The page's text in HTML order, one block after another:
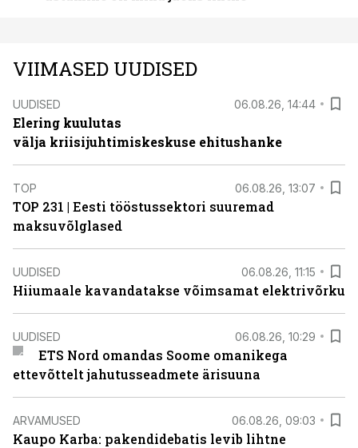
VIIMASED UUDISED
UUDISED 06.08.26, 14:44
Elering kuulutas
välja kriisijuhtimiskeskuse ehitushanke
TOP 06.08.26, 13:07
TOP 231 | Eesti tööstussektori suuremad
maksuvõlglased
UUDISED 06.08.26, 11:15
Hiiumaale kavandatakse võimsamat elektrivõrku
UUDISED 06.08.26, 10:29
ETS Nord omandas Soome omanikega
ettevõttelt jahutusseadmete ärisuuna
ARVAMUSED 06.08.26, 09:03
Kaupo Karba: pakendidebatis levib lihtne